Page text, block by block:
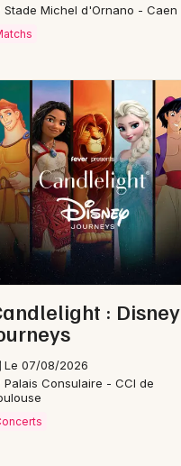
Stade Michel d'Ornano - Caen
: Disney
Le 07/08/2026
Palais Consulaire - CCI de